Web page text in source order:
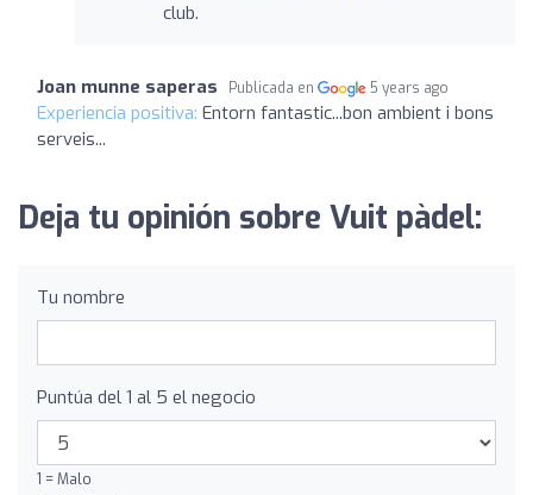
club.
Joan munne saperas Publicada en 5 years ago
Experiencia positiva: Entorn fantastic...bon ambient i bons
serveis...
Deja tu opinión sobre Vuit pàdel:
Tu nombre
Puntúa del 1 al 5 el negocio
1 = Malo